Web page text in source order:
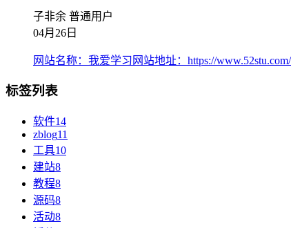
子非余 普通用户
04月26日
网站名称：我爱学习网站地址：https://
标签列表
软件14
zblog11
工具10
建站8
教程8
源码8
活动8